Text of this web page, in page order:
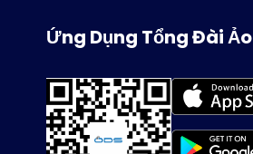
Ứng Dụng Tổng Đài Ảo